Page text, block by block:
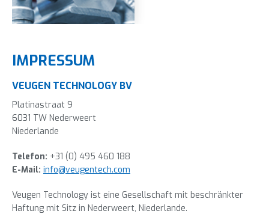
IMPRESSUM
VEUGEN TECHNOLOGY BV
Platinastraat 9
6031 TW Nederweert
Niederlande
Telefon: +31 (0) 495 460 188
E-Mail: info@veugentech.com
Veugen Technology ist eine Gesellschaft mit beschränkter
Haftung mit Sitz in Nederweert, Niederlande.